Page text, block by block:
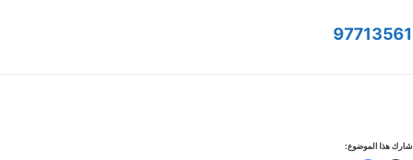
97713561
شارك هذا الموضوع: